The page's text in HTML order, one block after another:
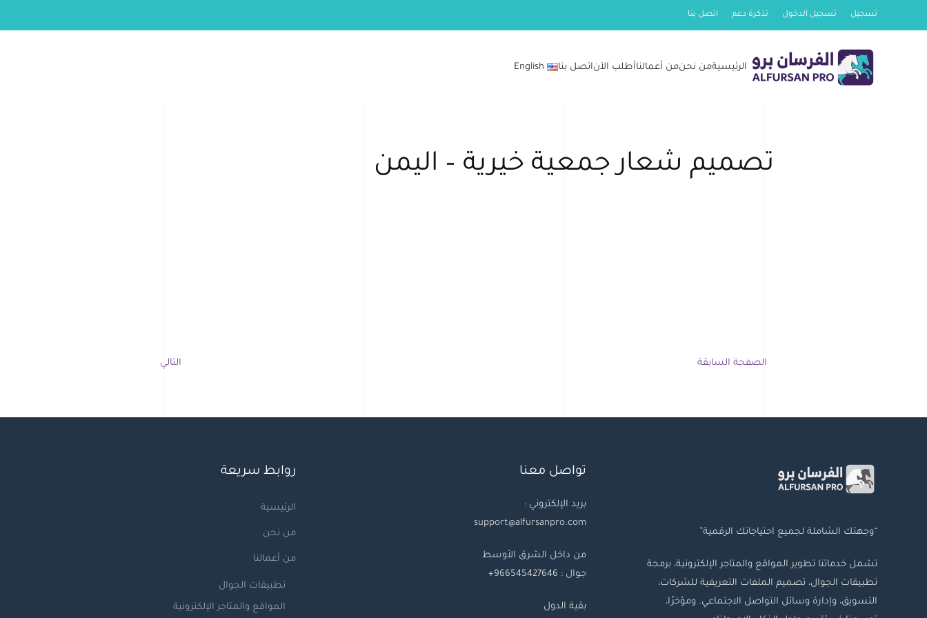
content
تسجيل تسجيل الدخول تذكرة دعم اتصل بنا
الرئيسيةمن نحنمن أعمالناأطلب الآناتصل بنا English
تصميم شعار جمعية خيرية – اليمن
الصفحة السابقة التالي
“وجهتك الشاملة لجميع احتياجاتك الرقمية”
تشمل خدماتنا تطوير المواقع والمتاجر الإلكترونية، برمجة
تطبيقات الجوال، تصميم الملفات التعريفية للشركات،
التسويق، وإدارة وسائل التواصل الاجتماعي. ومؤخرًا،
تواصل معنا
بريد الإلكتروني :
support@alfursanpro.com
من داخل الشرق الأوسط
جوال : 966545427646+
بقية الدول
روابط سريعة
الرئيسية
من نحن
من أعمالنا
تطبيقات الجوال
المواقع والمتاجر الإلكترونية